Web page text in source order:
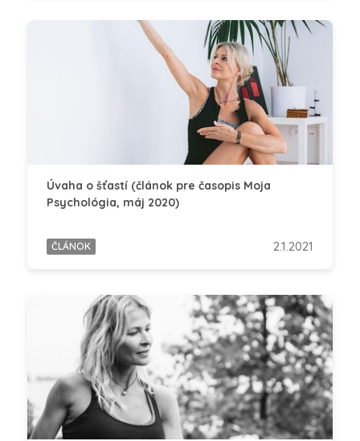
Úvaha o šťastí (článok pre časopis Moja
Psychológia, máj 2020)
ČLÁNOK 2.1.2021